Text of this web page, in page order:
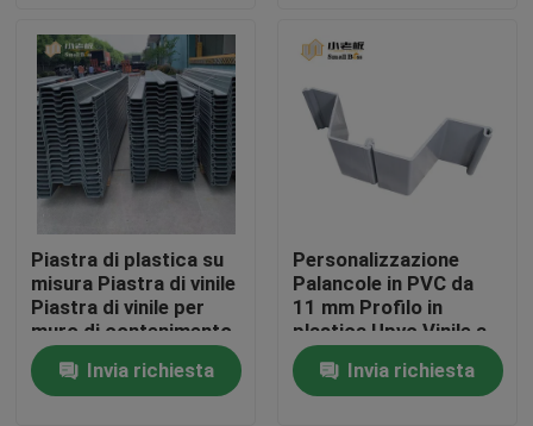
Circa noi
Giro della fabbrica
Controllo di qualità
Contattici
blog
Piastra di plastica su
misura Piastra di vinile
Piastra di vinile per
muro di contenimento
Soluzione di lago
d'acquaInvia richiesta
Personalizzazione
Palancole in PVC da
11 mm Profilo in
plastica Upvc Vinile a
forma di z in plastica
Invia richiesta